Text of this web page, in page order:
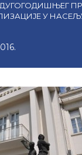
У